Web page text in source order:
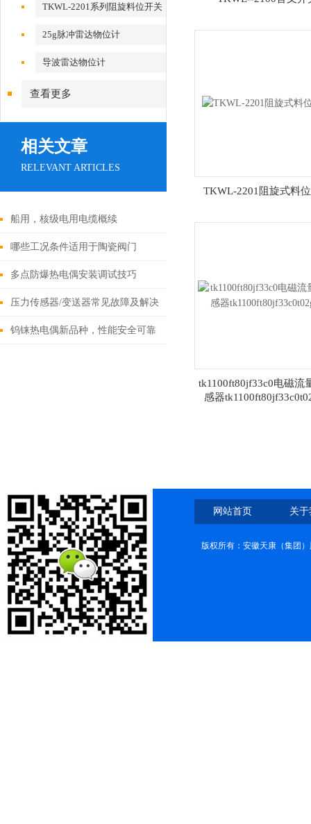
TKWL-2201系列阻旋料位开关
25g脉冲雷达物位计
导波雷达物位计
查看更多
相关文章
RELEVANT ARTICLES
船用，核级电用电缆概续
哪些工况条件适用于陶瓷阀门
多点防爆热电偶安装调试技巧
压力传感器/变送器常见故障及解决
办法
钨铼热电偶新品种，性能安全可靠
TKWL-2201阻旋式料
tk1100ft80jf33c0电磁流
感器
网站首页 关
版权所有：安徽天康（集团